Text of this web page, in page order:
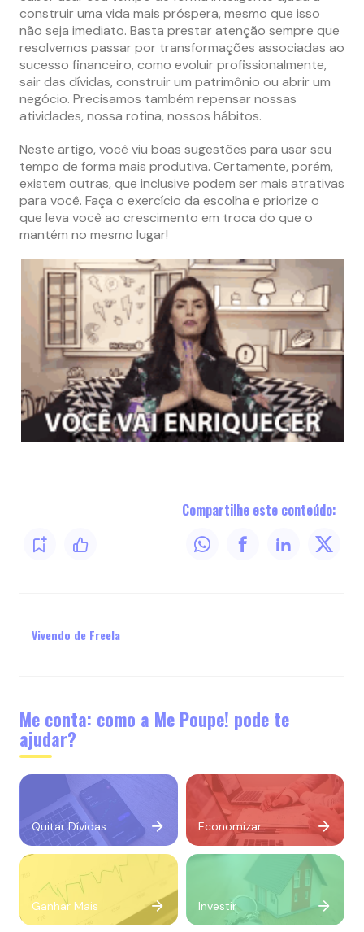
construir uma vida mais próspera, mesmo que isso
não seja imediato. Basta prestar atenção sempre que
resolvemos passar por transformações associadas ao
sucesso financeiro, como evoluir profissionalmente,
sair das dívidas, construir um patrimônio ou abrir um
negócio. Precisamos também repensar nossas
atividades, nossa rotina, nossos hábitos.
Neste artigo, você viu boas sugestões para usar seu
tempo de forma mais produtiva. Certamente, porém,
existem outras, que inclusive podem ser mais atrativas
para você. Faça o exercício da escolha e priorize o
que leva você ao crescimento em troca do que o
mantém no mesmo lugar!
Compartilhe este conteúdo:
Vivendo de Freela
Me conta: como a Me Poupe! pode te
ajudar?
Quitar Dívidas Economizar
Ganhar Mais Investir